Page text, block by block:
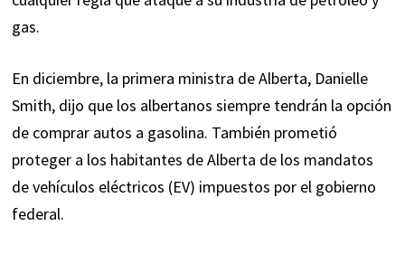
gas.
En diciembre, la primera ministra de Alberta, Danielle
Smith, dijo que los albertanos siempre tendrán la opción
de comprar autos a gasolina. También prometió
proteger a los habitantes de Alberta de los mandatos
de vehículos eléctricos (EV) impuestos por el gobierno
federal.